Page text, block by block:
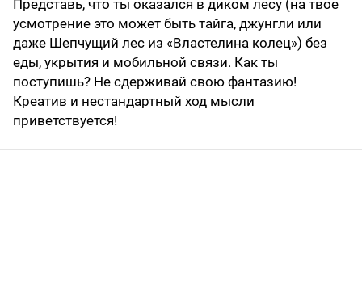
Представь, что ты оказался в диком лесу (на твое
усмотрение это может быть тайга, джунгли или
даже Шепчущий лес из «Властелина колец») без
еды, укрытия и мобильной связи. Как ты
поступишь? Не сдерживай свою фантазию!
Креатив и нестандартный ход мысли
приветствуется!